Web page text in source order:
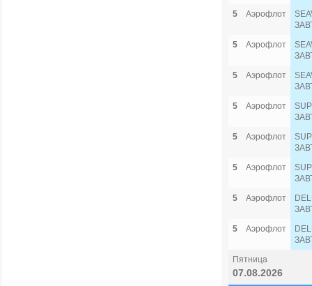
5
Аэрофлот
5
Аэрофлот
5
Аэрофлот
5
Аэрофлот
5
Аэрофлот
5
Аэрофлот
5
Аэрофлот
5
Аэрофлот
Пятница
07.08.2026